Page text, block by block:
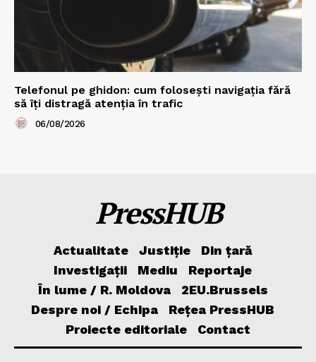
Telefonul pe ghidon: cum folosești navigația fără
să îți distragă atenția în trafic
06/08/2026
PressHUB
Actualitate Justiție
Din țară
Investigații
Mediu
Reportaje
În lume / R. Moldova
2EU.Brussels
Despre noi / Echipa
Rețea PressHUB
Proiecte editoriale
Contact